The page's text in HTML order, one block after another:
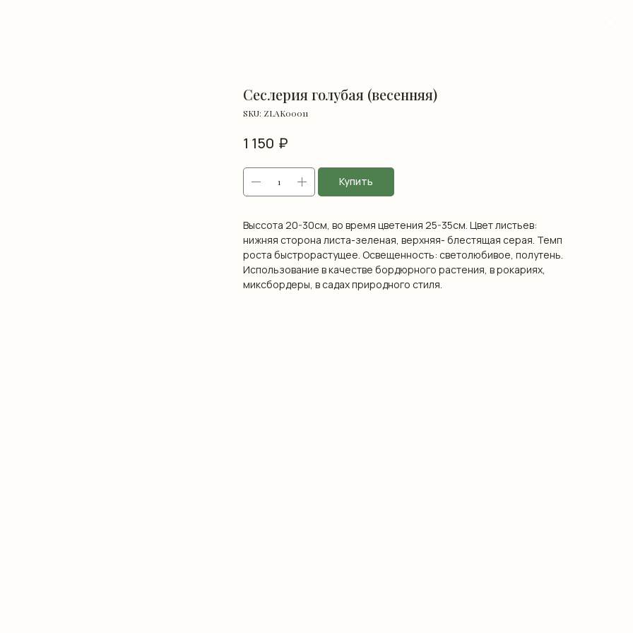
Сеслерия голубая (весенняя)
SKU: ZLAK00011
1 150 ₽
Купить
Выссота 20-30см, во время цветения 25-35см. Цвет листьев:
нижняя сторона листа-зеленая, верхняя- блестящая серая. Темп
роста быстрорастущее. Освещенность: светолюбивое, полутень.
Использование в качестве бордюрного растения, в рокариях,
миксбордеры, в садах природного стиля.